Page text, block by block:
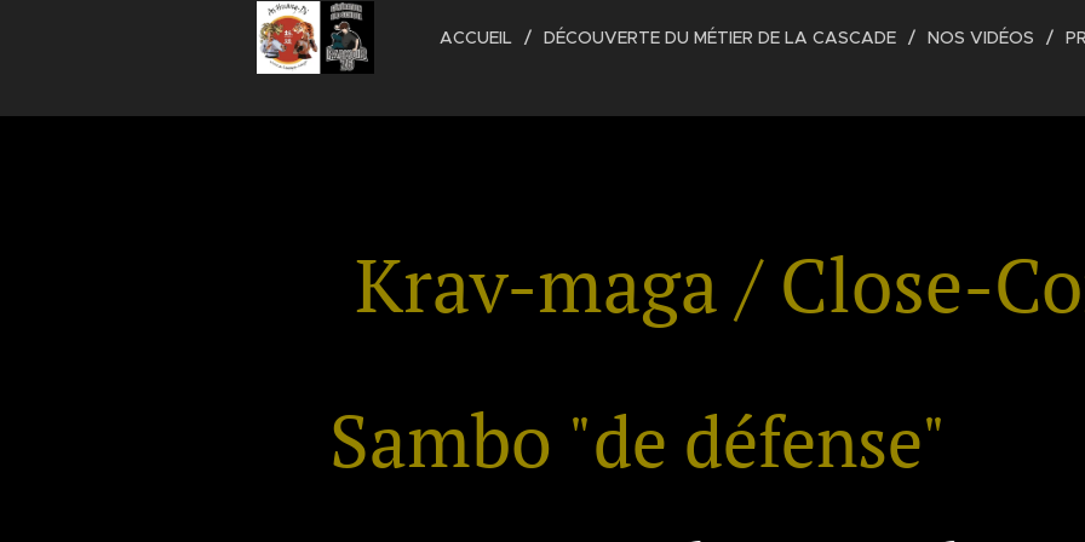
ACCUEIL DÉCOUVERTE DU MÉTIER DE LA CASCADE NOS VIDÉOS
Krav-maga / Close-
Sambo "de défense"